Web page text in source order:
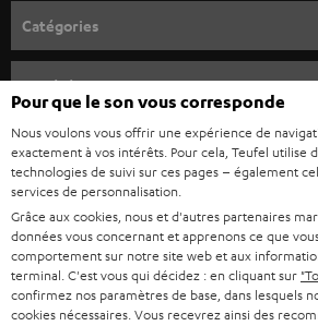
o
u
s
à
l
a
n
e
w
s
Catégories
BARRES DE SON
STEREO
SMART HOME
BLUETOOTH
Société
SUPPORT
CARRIÈRE
PRESSE
B2B
Boutiques en ligne Teufel
ALLEMAGNE
AUTRICHE
SUISSE
Pour que le son vous corresponde
Nous voulons vous offrir une expérience de
exactement à vos intérêts. Pour cela, Teufel utilise
technologies de suivi sur ces pages – également
services de personnalisation.
Grâce aux cookies, nous et d'autres partenaires
données vous concernant et apprenons ce que
comportement sur notre site web et aux
terminal. C'est vous qui décidez : en cliquant sur
confirmez nos paramètres de base, dans lesquels
cookies nécessaires. Vous recevrez ainsi des